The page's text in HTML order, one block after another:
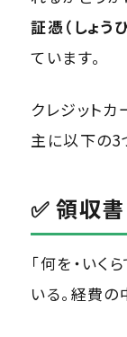
証憑（しょう
ています。
クレジット
主に以下の3
✅ 領収
「何を・いく
いる。経費